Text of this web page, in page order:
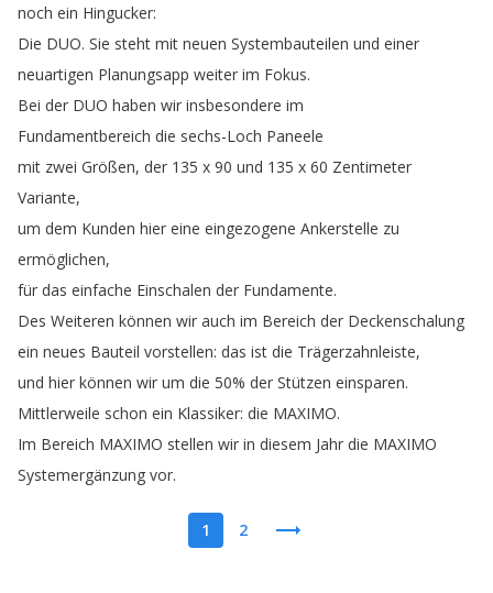
noch ein Hingucker:
Die DUO. Sie steht mit neuen Systembauteilen und einer
neuartigen Planungsapp weiter im Fokus.
Bei der DUO haben wir insbesondere im
Fundamentbereich die sechs-Loch Paneele
mit zwei Größen, der 135 x 90 und 135 x 60 Zentimeter
Variante,
um dem Kunden hier eine eingezogene Ankerstelle zu
ermöglichen,
für das einfache Einschalen der Fundamente.
Des Weiteren können wir auch im Bereich der Deckenschalung
ein neues Bauteil vorstellen: das ist die Trägerzahnleiste,
und hier können wir um die 50% der Stützen einsparen.
Mittlerweile schon ein Klassiker: die MAXIMO.
Im Bereich MAXIMO stellen wir in diesem Jahr die MAXIMO
Systemergänzung vor.
1 2